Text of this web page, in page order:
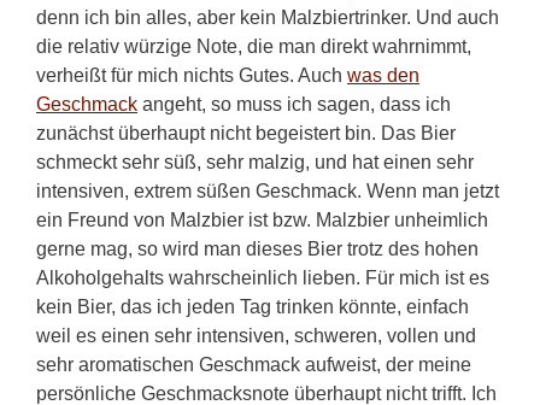
denn ich bin alles, aber kein Malzbiertrinker. Und auch
die relativ würzige Note, die man direkt wahrnimmt,
verheißt für mich nichts Gutes. Auch was den
Geschmack angeht, so muss ich sagen, dass ich
zunächst überhaupt nicht begeistert bin. Das Bier
schmeckt sehr süß, sehr malzig, und hat einen sehr
intensiven, extrem süßen Geschmack. Wenn man jetzt
ein Freund von Malzbier ist bzw. Malzbier unheimlich
gerne mag, so wird man dieses Bier trotz des hohen
Alkoholgehalts wahrscheinlich lieben. Für mich ist es
kein Bier, das ich jeden Tag trinken könnte, einfach
weil es einen sehr intensiven, schweren, vollen und
sehr aromatischen Geschmack aufweist, der meine
persönliche Geschmacksnote überhaupt nicht trifft. Ich